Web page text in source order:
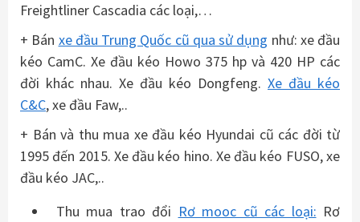
Freightliner Cascadia các loại,…
+ Bán xe đầu Trung Quốc cũ qua sử dụng như: xe đầu
kéo CamC. Xe đầu kéo Howo 375 hp và 420 HP các
đời khác nhau. Xe đầu kéo Dongfeng. Xe đầu kéo
C&C, xe đầu Faw,..
+ Bán và thu mua xe đầu kéo Hyundai cũ các đời từ
1995 đến 2015. Xe đầu kéo hino. Xe đầu kéo FUSO, xe
đầu kéo JAC,..
Thu mua trao đổi Rơ mooc cũ các loại: Rơ